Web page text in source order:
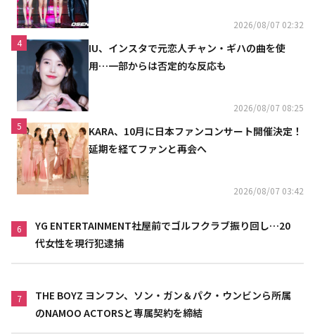
2026/08/07 02:32
4
IU、インスタで元恋人チャン・ギハの曲を使
用…一部からは否定的な反応も
2026/08/07 08:25
5
KARA、10月に日本ファンコンサート開催決定！
延期を経てファンと再会へ
2026/08/07 03:42
6
YG ENTERTAINMENT社屋前でゴルフクラブ振り回し…20
代女性を現行犯逮捕
7
THE BOYZ ヨンフン、ソン・ガン＆パク・ウンビンら所属
のNAMOO ACTORSと専属契約を締結